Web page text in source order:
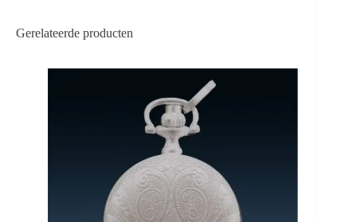
Gerelateerde producten